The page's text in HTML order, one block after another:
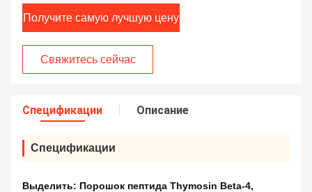
Получите самую лучшую цену
Свяжитесь сейчас
Спецификации Описание
Спецификации
Выделить: Порошок пептида Thymosin Beta-4,